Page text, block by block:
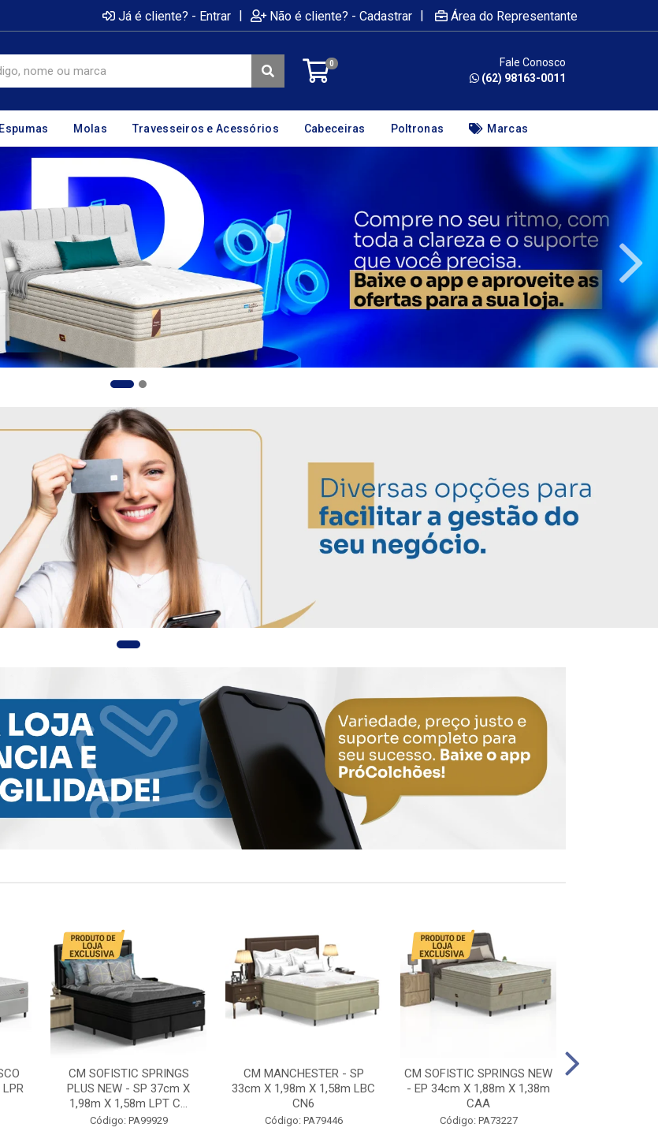
Já é cliente? - Entrar | Não é cliente? - Cadastrar | Área do Representante
0
Fale Conosco
(62) 98163-0011
Espumas Molas Travesseiros e Acessórios Cabeceiras Poltronas Marcas
CM SOFISTIC SPRINGS
PLUS NEW - SP 37cm X
1,98m X 1,58m LPT C...
Código: PA99929
CM MANCHESTER - SP
33cm X 1,98m X 1,58m LBC
CN6
Código: PA79446
CM SOFISTIC SPRINGS NEW
- EP 34cm X 1,88m X 1,38m
CAA
Código: PA73227